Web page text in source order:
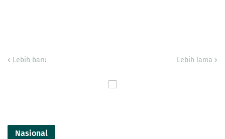
Lebih baru Lebih lama
Nasional